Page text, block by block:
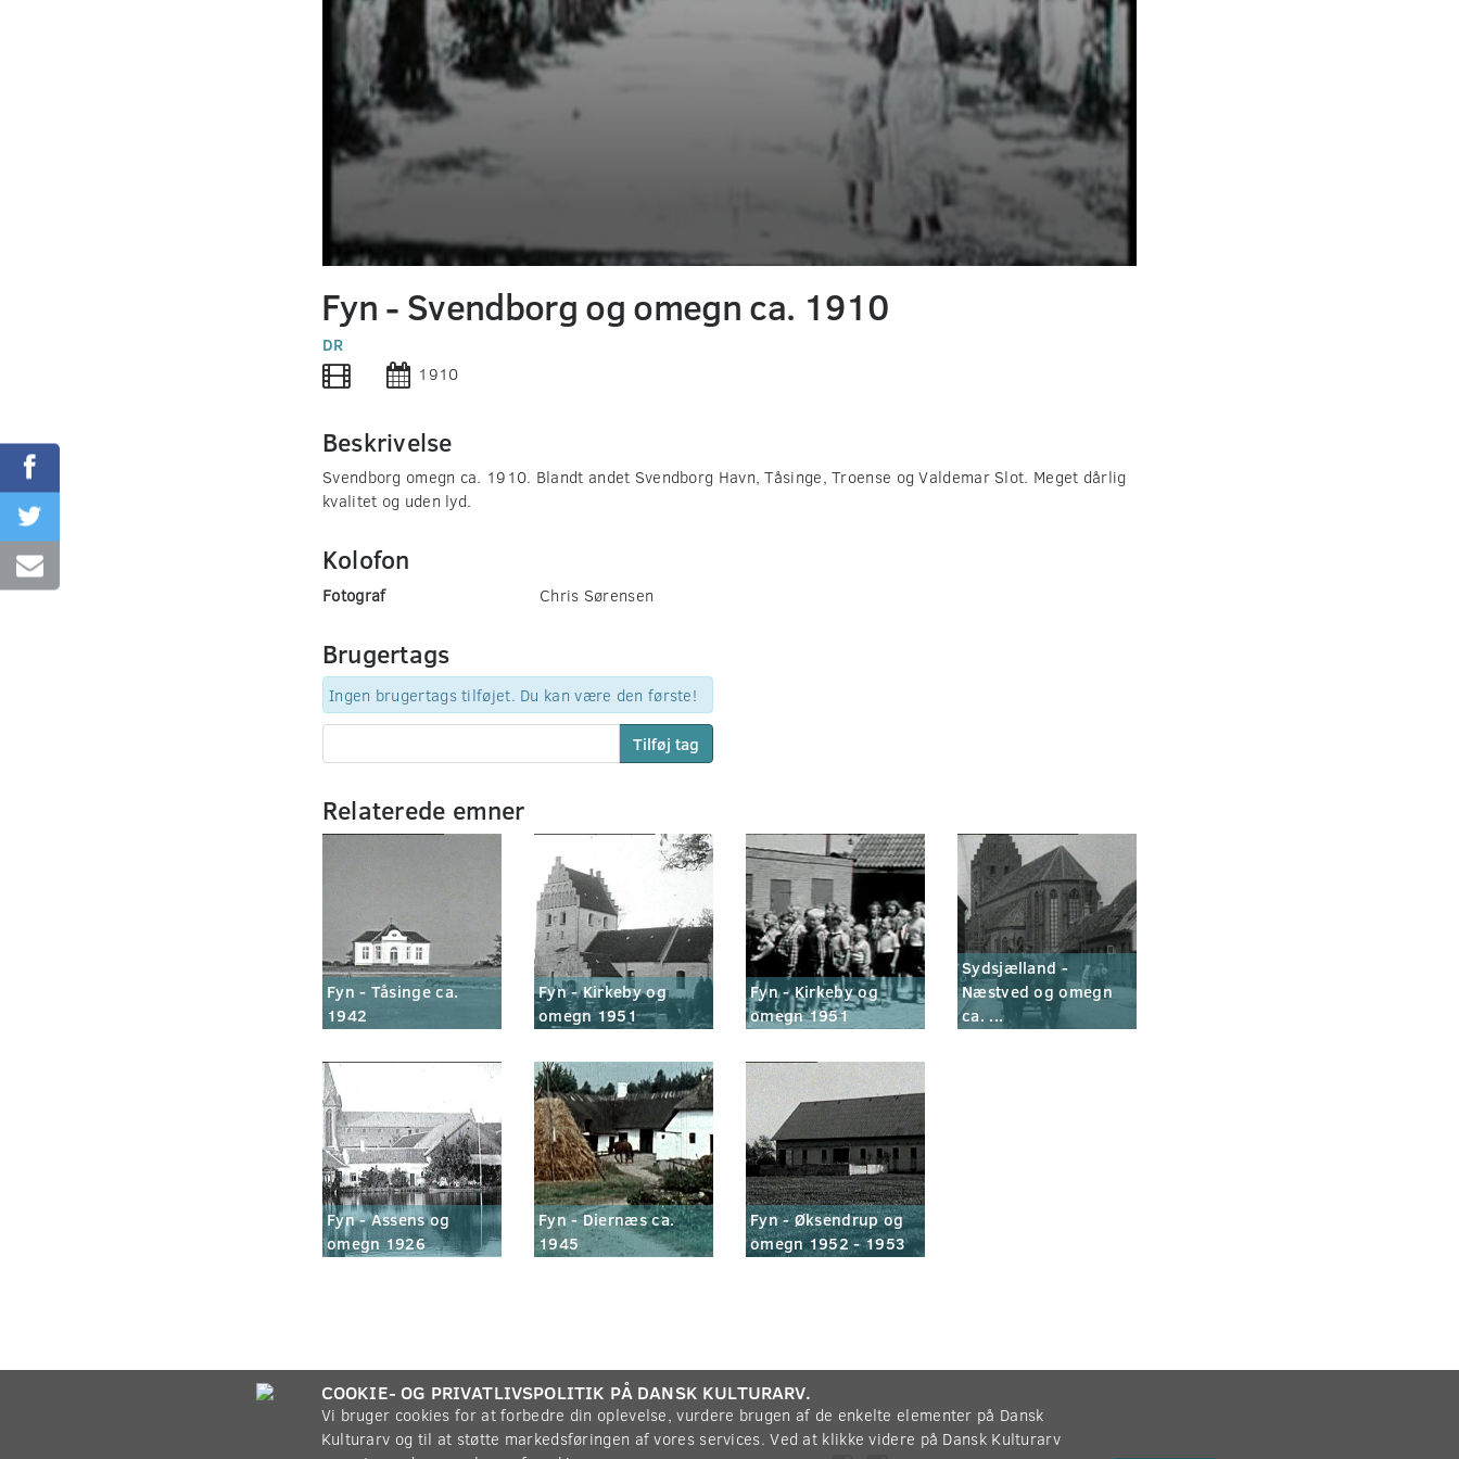
of
0
seconds
90%
Fyn - Svendborg og omegn ca. 1910
DR
1910
Beskrivelse
Svendborg omegn ca. 1910. Blandt andet Svendborg Havn, Tåsinge, Troense og Valdemar Slot. Meget dårlig
kvalitet og uden lyd.
Kolofon
Fotograf Chris Sørensen
Brugertags
Ingen brugertags tilføjet. Du kan være den første!
Tilføj tag
Relaterede emner
Fyn - Tåsinge ca.
1942
Fyn - Kirkeby og
omegn 1951
Fyn - Kirkeby og
omegn 1951
Sydsjælland -
Næstved og omegn
ca. ...
Fyn - Assens og
omegn 1926
Fyn - Diernæs ca.
1945
Fyn - Øksendrup og
omegn 1952 - 1953
COOKIE- OG PRIVATLIVSPOLITIK PÅ DANSK KULTURARV.
Vi bruger cookies for at forbedre din oplevelse, vurdere brugen af de enkelte elementer på Dansk
Kulturarv og til at støtte markedsføringen af vores services. Ved at klikke videre på Dansk Kulturarv